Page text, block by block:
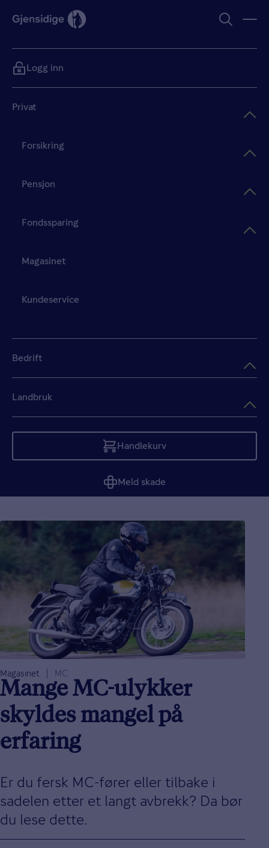
Privat
Forsikring
Pensjon
Fondssparing
Magasinet
Kundeservice
Bedrift
Landbruk
Handlekurv
Tom
Meld skade
Logg inn
Magasinet MC
Mange MC-ulykker
skyldes mangel på
erfaring
Er du fersk MC-fører eller tilbake i
sadelen etter et langt avbrekk? Da bør
du lese dette.